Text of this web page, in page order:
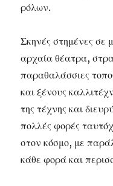
ρόλων.
Σκηνές στημένες σε
αρχαία θέατρα,
παραθαλάσσιες
και ξένους
της τέχνης και
πολλές φορές
στον κόσμο, με
κάθε φορά και